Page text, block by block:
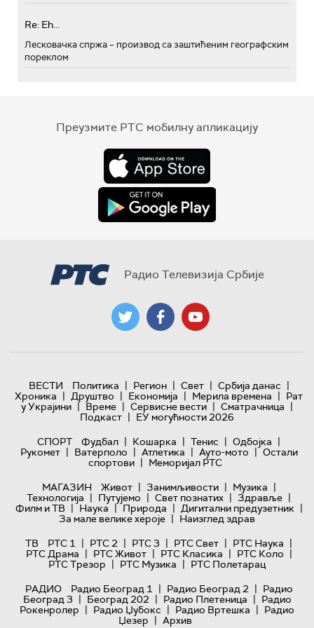
Re: Eh...
Лесковачка спржа – производ са заштићеним географским
пореклом
Преузмите РТС мобилну апликацију
Радио Телевизија Србије
ВЕСТИ Политика | Регион | Свет | Србија данас |
Хроника | Друштво | Економија | Мерила времена | Рат
у Украјини | Време | Сервисне вести | Сматрачница |
Подкаст | ЕУ могућности 2026
СПОРТ
Фудбал | Кошарка | Тенис | Одбојка |
Рукомет | Ватерполо | Атлетика | Ауто-мото | Остали
спортови | Меморијал РТС
МАГАЗИН
Живот | Занимљивости | Музика |
Технологијa | Путујемо | Свет познатих | Здравље |
Филм и ТВ | Наука | Природа | Дигитални предузетник |
За мале велике хероје | Наизглед здрав
ТВ
РТС 1 | РТС 2 | РТС 3 | РТС Свет | РТС Наука |
РТС Драма | РТС Живот | РТС Класика | РТС Коло |
РТС Трезор | РТС Музика | РТС Полетарац
РАДИО
Радио Београд 1 | Радио Београд 2 | Радио
Београд 3 | Београд 202 | Радио Плетеница | Радио
Рокенролер | Радио Џубокс | Радио Вртешка | Радио
Џезер | Архив